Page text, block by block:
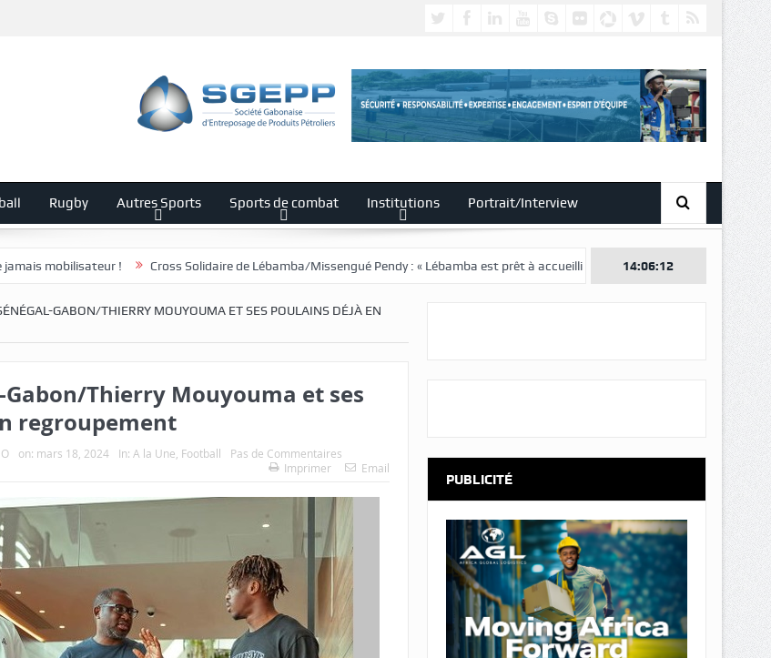
Rugby Autres Sports Sports de combat Institutions Portrait/Interview
! Cross Solidaire de Lébamba/Missengué Pendy : « Lébamba est prêt à accueillir ce grand événement » 14:06:13
GABON/THIERRY MOUYOUMA ET SES POULAINS DÉJÀ EN
Gabon/Thierry Mouyouma et ses
regroupement
on: mars 18, 2024 In: A la Une Football
Pas de Commentaires
Imprimer
Email
PUBLICITÉ